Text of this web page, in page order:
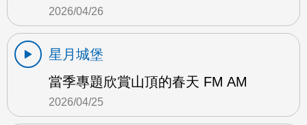
2026/04/26
星月城堡
當季專題欣賞山頂的春天 FM AM
2026/04/25